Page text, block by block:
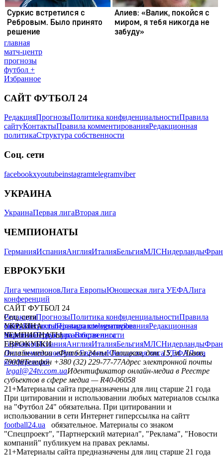
главная
матч-центр
прогнозы
футбол +
Избранное
САЙТ ФУТБОЛ 24
РедакцияПрогнозыПолитика конфиденциальностиПравила
сайтуКонтактыПравила комментированияРедакционная
политикаСтруктура собственности
Соц. сети
facebookxyoutubeinstagramtelegramviber
УКРАИНА
УкраинаПервая лигаВторая лига
ЧЕМПИОНАТЫ
ГерманияИспанияАнглияИталияБельгияМЛСНидерланды
ЕВРОКУБКИ
Лига чемпионовЛига ЕвропыЮношеская лига УЕФАЛига
конференций
САЙТ ФУТБОЛ 24
РедакцияПрогнозыПолитика конфиденциальностиПравила
сайтуКонтактыПравила комментированияРедакционная
политикаСтруктура собственности
Соц. сети
facebookxyoutubeinstagramtelegramviber
УКРАИНА
УкраинаПервая лигаВторая лига
ЧЕМПИОНАТЫ
ГерманияИспанияАнглияИталияБельгияМЛСНидерланды
ЕВРОКУБКИ
Лига чемпионовЛига ЕвропыЮношеская лига УЕФАЛига
конференций
Онлайн-медиа «Футбол 24»пл. Галицкая, дом. 15, м. Львов,
79008Телефон +380 (32) 229-77-77Адрес электронной почты
legal@24tv.com.uaИдентификатор онлайн-медиа в Реестре
субъектов в сфере медиа — R40-06058
21+Материалы сайта предназначены для лиц старше 21 года
При цитировании и использовании любых материалов ссылка
на "Футбол 24" обязательна. При цитировании и
использовании в сети Интернет гиперссылка на сайтт
football24.ua
обязательное. Материалы со знаком
"Спецпроект", "Партнерский материал", "Реклама", "Новости
компаний" публикуем на правах рекламы.
21+Материалы сайта предназначены для лиц старше 21 года